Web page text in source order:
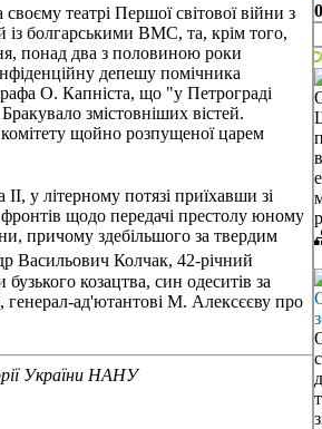
театрі Першої світової війни з
із болгарськими ВМС, та, крім того,
понад два з половиною роки
депешу помічника
О. Капніста, що "у Петрограді
змістовніших вістей.
щойно розпущеної царем
у літерному потязі приїхавши зі
щодо передачі престолу юному
причому здебільшого за твердим
Васильович Колчак, 42-річний
козацтва, син одеситів за
генерал-ад'ютантові М. Алексєєву про
України НАНУ